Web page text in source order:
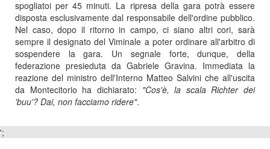
spogliatoi per 45 minuti. La ripresa della gara potrà essere
disposta esclusivamente dal responsabile dell'ordine pubblico.
Nel caso, dopo il ritorno in campo, ci siano altri cori, sarà
sempre il designato del Viminale a poter ordinare all'arbitro di
sospendere la gara. Un segnale forte, dunque, della
federazione presieduta da Gabriele Gravina. Immediata la
reazione del ministro dell'Interno Matteo Salvini che all'uscita
da Montecitorio ha dichiarato: "Cos'è, la scala Richter dei
'buu'? Dai, non facciamo ridere".
';